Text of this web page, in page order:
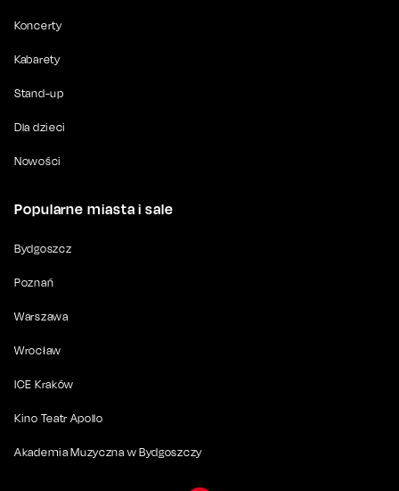
Koncerty
Kabarety
Stand-up
Dla dzieci
Nowości
Popularne miasta i sale
Bydgoszcz
Poznań
Warszawa
Wrocław
ICE Kraków
Kino Teatr Apollo
Akademia Muzyczna w Bydgoszczy